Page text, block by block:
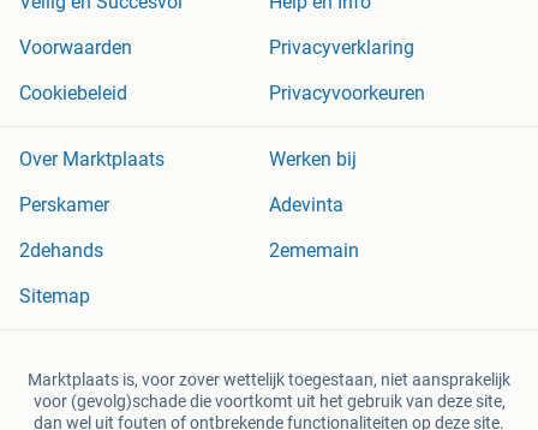
Voorwaarden
Privacyverklaring
Cookiebeleid
Privacyvoorkeuren
Over Marktplaats
Werken bij
Perskamer
Adevinta
2dehands
2ememain
Sitemap
Marktplaats is, voor zover wettelijk toegestaan, niet aansprakelijk
voor (gevolg)schade die voortkomt uit het gebruik van deze site,
dan wel uit fouten of ontbrekende functionaliteiten op deze site.